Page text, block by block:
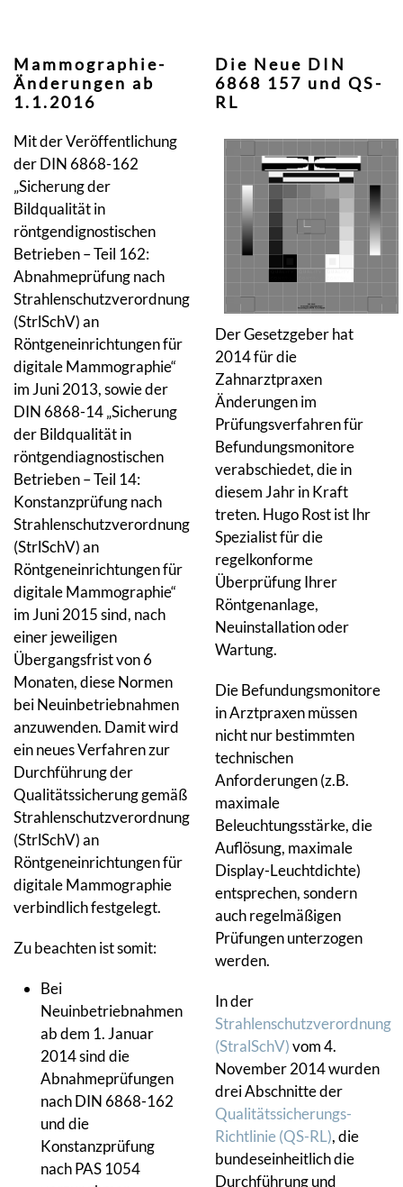
Mammographie-
Änderungen ab
1.1.2016
Mit der Veröffentlichung
der DIN 6868-162
„Sicherung der
Bildqualität in
röntgendignostischen
Betrieben – Teil 162:
Abnahmeprüfung nach
Strahlenschutzverordnung
(StrlSchV) an
Röntgeneinrichtungen für
digitale Mammographie“
im Juni 2013, sowie der
DIN 6868-14 „Sicherung
der Bildqualität in
röntgendiagnostischen
Betrieben – Teil 14:
Konstanzprüfung nach
Strahlenschutzverordnung
(StrlSchV) an
Röntgeneinrichtungen für
digitale Mammographie“
im Juni 2015 sind, nach
einer jeweiligen
Übergangsfrist von 6
Monaten, diese Normen
bei Neuinbetriebnahmen
anzuwenden. Damit wird
ein neues Verfahren zur
Durchführung der
Qualitätssicherung gemäß
Strahlenschutzverordnung
(StrlSchV) an
Röntgeneinrichtungen für
digitale Mammographie
verbindlich festgelegt.
Zu beachten ist somit:
Bei
Neuinbetriebnahmen
ab dem 1. Januar
2014 sind die
Abnahmeprüfungen
nach DIN 6868-162
und die
Konstanzprüfung
nach PAS 1054
Die Neue DIN
6868 157 und QS-
RL
Der Gesetzgeber hat
2014 für die
Zahnarztpraxen
Änderungen im
Prüfungsverfahren für
Befundungsmonitore
verabschiedet, die in
diesem Jahr in Kraft
treten. Hugo Rost ist Ihr
Spezialist für die
regelkonforme
Überprüfung Ihrer
Röntgenanlage,
Neuinstallation oder
Wartung.
Die Befundungsmonitore
in Arztpraxen müssen
nicht nur bestimmten
technischen
Anforderungen (z.B.
maximale
Beleuchtungsstärke, die
Auflösung, maximale
Display-Leuchtdichte)
entsprechen, sondern
auch regelmäßigen
Prüfungen unterzogen
werden.
In der
Strahlenschutzverordnung
(StralSchV)vom 4.
November 2014 wurden
drei Abschnitte der
Qualitätssicherungs-
Richtlinie (QS-RL), die
bundeseinheitlich die
Durchführung und